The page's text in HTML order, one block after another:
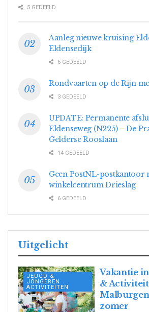
5 GEDEELD
Aanleg nieuwe kruising
Eldensedijk
6 GEDEELD
Rondvaarten op de Rijn
3 GEDEELD
UPDATE: Permanente
Eldenseweg (N225) – De
Gelderse Rooslaan
14 GEDEELD
Geen PostNL-postkantoor
winkelcentrum Drieslag
6 GEDEELD
Uitgelicht
JEUGD &
JONGEREN
ACTIVITEITEN
Vakantie
&
zomer